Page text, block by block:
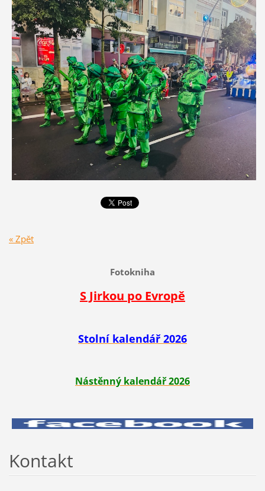
« Zpět
Fotokniha
S Jirkou po Evropě
Stolní kalendář 2026
Nástěnný kalendář 2026
Kontakt